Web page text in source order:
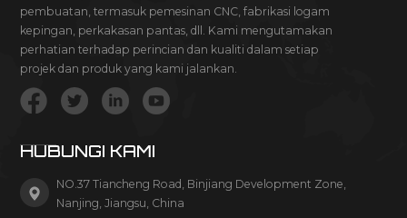
pembuatan, termasuk pemesinan CNC, fabrikasi logam
kepingan, perkakasan pantas, dll. Kami mengutamakan
perhatian terhadap perincian dan kualiti dalam setiap
projek dan produk yang kami jalankan.
HUBUNGI KAMI
NO.37 Tiancheng Road, Binjiang Development Zone,
Nanjing, Jiangsu, China